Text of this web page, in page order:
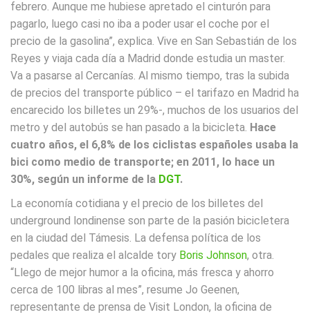
febrero. Aunque me hubiese apretado el cinturón para
pagarlo, luego casi no iba a poder usar el coche por el
precio de la gasolina”, explica. Vive en San Sebastián de los
Reyes y viaja cada día a Madrid donde estudia un master.
Va a pasarse al Cercanías. Al mismo tiempo, tras la subida
de precios del transporte público – el tarifazo en Madrid ha
encarecido los billetes un 29%-, muchos de los usuarios del
metro y del autobús se han pasado a la bicicleta. Hace
cuatro años, el 6,8% de los ciclistas españoles usaba la
bici como medio de transporte; en 2011, lo hace un
30%, según un informe de la DGT.
La economía cotidiana y el precio de los billetes del
underground londinense son parte de la pasión bicicletera
en la ciudad del Támesis. La defensa política de los
pedales que realiza el alcalde tory Boris Johnson, otra.
“Llego de mejor humor a la oficina, más fresca y ahorro
cerca de 100 libras al mes”, resume Jo Geenen,
representante de prensa de Visit London, la oficina de